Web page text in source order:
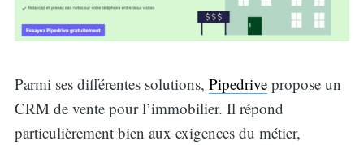
Parmi ses différentes solutions, Pipedrivepropose un
CRM de vente pour l’immobilier. Il répond
particulièrement bien aux exigences du métier,